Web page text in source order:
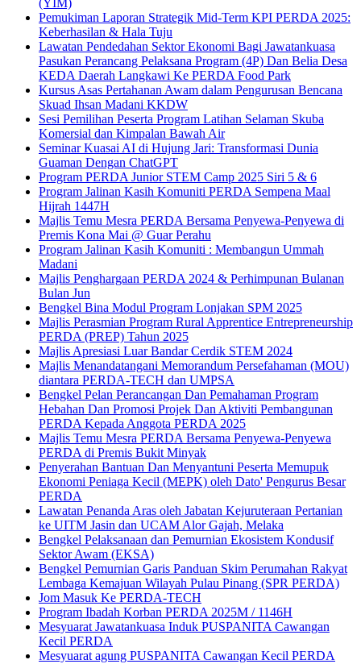
(YIM)
Pemukiman Laporan Strategik Mid-Term KPI PERDA 2025:
Keberhasilan & Hala Tuju
Lawatan Pendedahan Sektor Ekonomi Bagi Jawatankuasa
Pasukan Perancang Pelaksana Program (4P) Dan Belia Desa
KEDA Daerah Langkawi Ke PERDA Food Park
Kursus Asas Pertahanan Awam dalam Pengurusan Bencana
Skuad Ihsan Madani KKDW
Sesi Pemilihan Peserta Program Latihan Selaman Skuba
Komersial dan Kimpalan Bawah Air
Seminar Kuasai AI di Hujung Jari: Transformasi Dunia
Guaman Dengan ChatGPT
Program PERDA Junior STEM Camp 2025 Siri 5 & 6
Program Jalinan Kasih Komuniti PERDA Sempena Maal
Hijrah 1447H
Majlis Temu Mesra PERDA Bersama Penyewa-Penyewa di
Premis Kona Mai @ Guar Perahu
Program Jalinan Kasih Komuniti : Membangun Ummah
Madani
Majlis Penghargaan PERDA 2024 & Perhimpunan Bulanan
Bulan Jun
Bengkel Bina Modul Program Lonjakan SPM 2025
Majlis Perasmian Program Rural Apprentice Entrepreneurship
PERDA (PREP) Tahun 2025
Majlis Apresiasi Luar Bandar Cerdik STEM 2024
Majlis Menandatangani Memorandum Persefahaman (MOU)
diantara PERDA-TECH dan UMPSA
Bengkel Pelan Perancangan Dan Pemahaman Program
Hebahan Dan Promosi Projek Dan Aktiviti Pembangunan
PERDA Kepada Anggota PERDA 2025
Majlis Temu Mesra PERDA Bersama Penyewa-Penyewa
PERDA di Premis Bukit Minyak
Penyerahan Bantuan Dan Menyantuni Peserta Memupuk
Ekonomi Peniaga Kecil (MEPK) oleh Dato' Pengurus Besar
PERDA
Lawatan Penanda Aras oleh Jabatan Kejuruteraan Pertanian
ke UITM Jasin dan UCAM Alor Gajah, Melaka
Bengkel Pelaksanaan dan Pemurnian Ekosistem Kondusif
Sektor Awam (EKSA)
Bengkel Pemurnian Garis Panduan Skim Perumahan Rakyat
Lembaga Kemajuan Wilayah Pulau Pinang (SPR PERDA)
Jom Masuk Ke PERDA-TECH
Program Ibadah Korban PERDA 2025M / 1146H
Mesyuarat Jawatankuasa Induk PUSPANITA Cawangan
Kecil PERDA
Mesyuarat agung PUSPANITA Cawangan Kecil PERDA